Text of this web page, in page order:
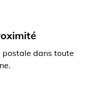
dans toute